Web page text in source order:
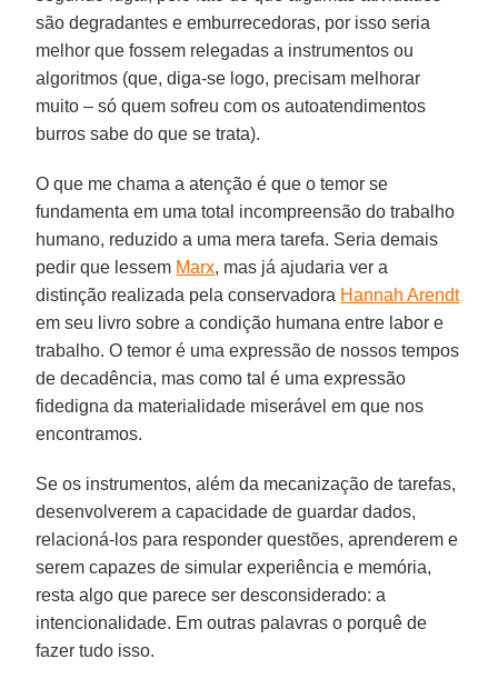
são degradantes e emburrecedoras, por isso seria
melhor que fossem relegadas a instrumentos ou
algoritmos (que, diga-se logo, precisam melhorar
muito – só quem sofreu com os autoatendimentos
burros sabe do que se trata).
O que me chama a atenção é que o temor se
fundamenta em uma total incompreensão do trabalho
humano, reduzido a uma mera tarefa. Seria demais
pedir que lessem Marx, mas já ajudaria ver a
distinção realizada pela conservadora Hannah Arendt
em seu livro sobre a condição humana entre labor e
trabalho. O temor é uma expressão de nossos tempos
de decadência, mas como tal é uma expressão
fidedigna da materialidade miserável em que nos
encontramos.
Se os instrumentos, além da mecanização de tarefas,
desenvolverem a capacidade de guardar dados,
relacioná-los para responder questões, aprenderem e
serem capazes de simular experiência e memória,
resta algo que parece ser desconsiderado: a
intencionalidade. Em outras palavras o porquê de
fazer tudo isso.